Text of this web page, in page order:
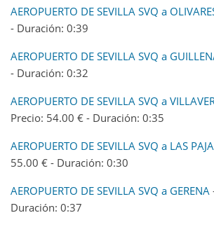
AEROPUERTO DE SEVILLA SVQ a
- Duración: 0:39
AEROPUERTO DE SEVILLA SVQ a
- Duración: 0:32
AEROPUERTO DE SEVILLA SVQ a
Precio: 54.00 € - Duración: 0:35
AEROPUERTO DE SEVILLA SVQ a LAS
55.00 € - Duración: 0:30
AEROPUERTO DE SEVILLA SVQ a GERENA
Duración: 0:37